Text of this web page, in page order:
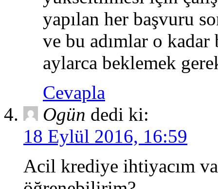
yapılan her başvuru
ve bu adımlar o
aylarca beklemek
Cevapla
Ogün dedi ki:
18 Eylül 2016, 16:59
Acil krediye ihtiyacım